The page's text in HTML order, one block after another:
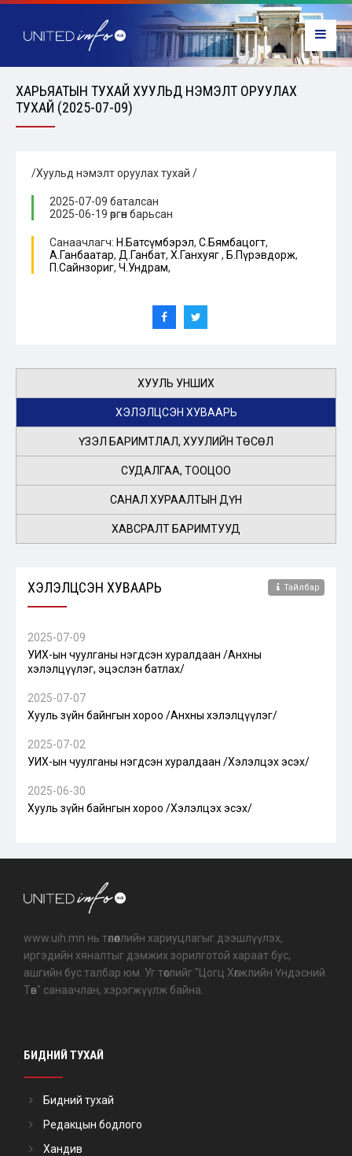
ХАРЬЯАТЫН ТУХАЙ ХУУЛЬД НЭМЭЛТ ОРУУЛАХ
ТУХАЙ (2025-07-09)
/Хуульд нэмэлт оруулах тухай /
2025-07-09 баталсан
2025-06-19 өргөн барьсан
Санаачлагч: Н.Батсүмбэрэл, С.Бямбацогт,
А.Ганбаатар, Д.Ганбат, Х.Ганхуяг, Б.Пүрэвдорж,
П.Сайнзориг, Ч.Ундрам,
ХУУЛЬ УНШИХ
ХЭЛЭЛЦСЭН ХУВААРЬ
ҮЗЭЛ БАРИМТЛАЛ, ХУУЛИЙН ТӨСӨЛ
СУДАЛГАА, ТООЦОО
САНАЛ ХУРААЛТЫН ДҮН
ХАВСРАЛТ БАРИМТУУД
ХЭЛЭЛЦСЭН ХУВААРЬ Тайлбар
2025-07-09
УИХ-ын чуулганы нэгдсэн хуралдаан /Анхны
хэлэлцүүлэг, эцэслэн батлах/
2025-07-07
Хууль зүйн байнгын хороо /Анхны хэлэлцүүлэг/
2025-07-02
УИХ-ын чуулганы нэгдсэн хуралдаан /Хэлэлцэх эсэх/
2025-06-30
Хууль зүйн байнгын хороо /Хэлэлцэх эсэх/
www.uih.mn нь төлөөллийн хариуцлагыг дээшлүүлэх,
иргэдийн хяналтыг дэмжих зорилготой хараат бус,
ашгийн бус талбар юм. Уг төслийг "Цогц Хөгжлийн Үндэсний
Төв" санаачлан, хэрэгжүүлж байна.
БИДНИЙ ТУХАЙ
Бидний тухай
Редакцын бодлого
Хандив